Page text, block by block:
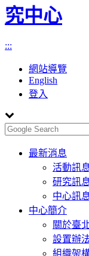
究中心
:::
網站導覽
English
登入
Toggle
navigation
最新消息
活動訊
研究訊
中心訊
中心簡介
關於臺
設置辦
組織架